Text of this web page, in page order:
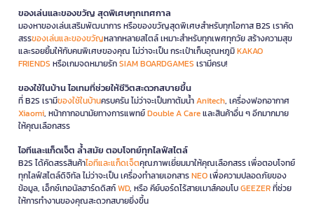
ของเล่นและของขวัญ สุดพิเศษทุกเทศกาล
มองหาของเล่นเสริมพัฒนาการ หรือของขวัญสุดพิเศษสำหรับทุกโอกาส B2S เราคัด
สรรของเล่นและของขวัญหลากหลายสไตล์ เหมาะสำหรับทุกเพศทุกวัย สร้างความสุข
และรอยยิ้มให้กับคนพิเศษของคุณ ไม่ว่าจะเป็น กระเป๋าเก็บอุณหภูมิKAKAO
FRIENDS หรือเกมจดหมายรักSIAM BOARDGAMES เรามีครบ!
ของใช้ในบ้าน ไอเทมที่ช่วยให้ชีวิตสะดวกสบายขึ้น
ที่ B2S เรามีของใช้ในบ้านครบครัน ไม่ว่าจะเป็นกาต้มน้ำAnitech, เครื่องฟอกอากาศ
Xiaomi, หน้ากากอนามัยทางการแพทย์Double A Careและสินค้าอื่น ๆ อีกมากมาย
ให้คุณเลือกสรร
ไอทีและแก็ดเจ็ต ล้ำสมัย ตอบโจทย์ทุกไลฟ์สไตล์
B2S ได้คัดสรรสินค้าไอทีและแก็ดเจ็ตคุณภาพเยี่ยมมาให้คุณเลือกสรร เพื่อตอบโจทย์
ทุกไลฟ์สไตล์ดิจิทัล ไม่ว่าจะเป็น เครื่องทำลายเอกสารNEOเพื่อความปลอดภัยของ
ข้อมูล, เอ็กซ์เทอนัลฮาร์ดดิสก์WD, หรือ คีย์บอร์ดไร้สายเมาส์คอมโบGEEZERที่ช่วย
ให้การทำงานของคุณสะดวกสบายยิ่งขึ้น